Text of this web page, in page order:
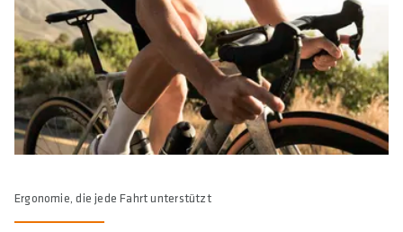
Ergonomie, die jede Fahrt unterstützt